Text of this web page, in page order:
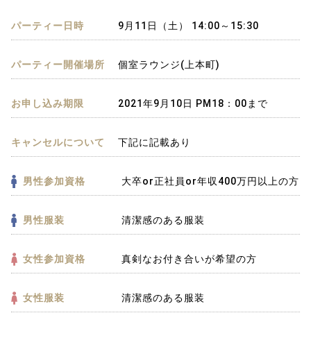
パーティー日時 9月11日（土） 14:00～15:30
パーティー開催場所 個室ラウンジ(上本町)
お申し込み期限 2021年9月10日 PM18：00まで
キャンセルについて 下記に記載あり
男性参加資格 大卒or正社員or年収400万円以上の方
男性服装 清潔感のある服装
女性参加資格 真剣なお付き合いが希望の方
女性服装 清潔感のある服装